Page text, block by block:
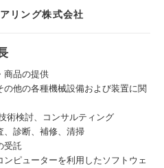
リング株式会社
商品の提供
他の各種機械設備および装置に関
術検討、コンサルティング
診断、補修、清掃
受託
ピューターを利用したソフトウェ